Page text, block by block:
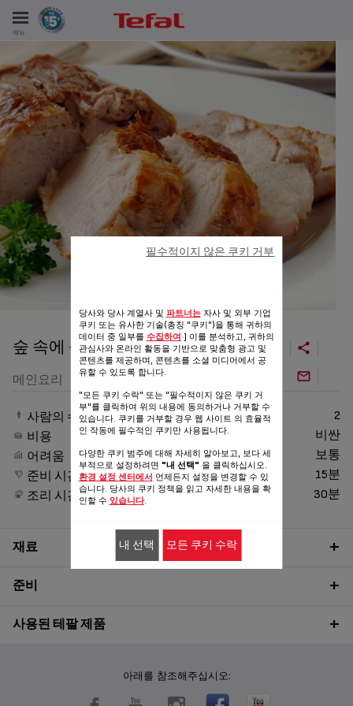
메뉴
숲 속에 놀러 온 아기돼지 삼형제
메인요리
사람의 수
2
비용
비싼
어려움
보통
준비 시간
15분
조리 시간
30분
재료
준비
사용된 테팔 제품
아래를 참조해주십시오:
당사와 당사 계열사 및 파트너는자사 및 외부 기업
쿠키 또는 유사한 기술(총칭 "쿠키")을 통해 귀하의
데이터 중 일부를 수집하여 ] 이를 분석하고, 귀하의
관심사와 온라인 활동을 기반으로 맞춤형 광고 및
콘텐츠를 제공하며, 콘텐츠를 소셜 미디어에서 공
유할 수 있도록 합니다.
"모든 쿠키 수락" 또는 "필수적이지 않은 쿠키 거
부"를 클릭하여 위의 내용에 동의하거나 거부할 수
있습니다. 쿠키를 거부할 경우 웹 사이트 의 효율적
인 작동에 필수적인 쿠키만 사용됩니다.
다양한 쿠키 범주에 대해 자세히 알아보고, 보다 세
부적으로 설정하려면 "내 선택" 을 클릭하십시오.
환경 설정 센터에서 언제든지 설정을 변경할 수 있
습니다. 당사의 쿠키 정책을 읽고 자세한 내용을 확
인할 수 있습니다.
필수적이지 않은 쿠키 거부
내 선택 모든 쿠키 수락